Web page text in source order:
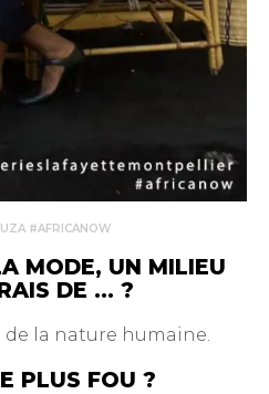
#AFRICANOW
MODE, UN MILIEU
DE … ?
de la nature humaine.
PLUS FOU ?